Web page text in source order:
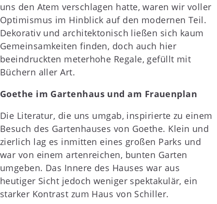
uns den Atem verschlagen hatte, waren wir voller
Optimismus im Hinblick auf den modernen Teil.
Dekorativ und architektonisch ließen sich kaum
Gemeinsamkeiten finden, doch auch hier
beeindruckten meterhohe Regale, gefüllt mit
Büchern aller Art.
Goethe im Gartenhaus und am Frauenplan
Die Literatur, die uns umgab, inspirierte zu einem
Besuch des Gartenhauses von Goethe. Klein und
zierlich lag es inmitten eines großen Parks und
war von einem artenreichen, bunten Garten
umgeben. Das Innere des Hauses war aus
heutiger Sicht jedoch weniger spektakulär, ein
starker Kontrast zum Haus von Schiller.